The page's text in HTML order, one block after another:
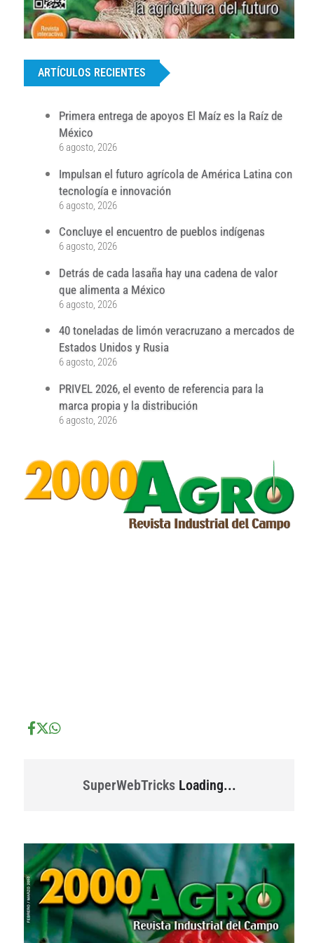
ARTÍCULOS RECIENTES
Primera entrega de apoyos El Maíz es la Raíz de
México
6 agosto, 2026
Impulsan el futuro agrícola de América Latina con
tecnología e innovación
6 agosto, 2026
Concluye el encuentro de pueblos indígenas
6 agosto, 2026
Detrás de cada lasaña hay una cadena de valor
que alimenta a México
6 agosto, 2026
40 toneladas de limón veracruzano a mercados de
Estados Unidos y Rusia
6 agosto, 2026
PRIVEL 2026, el evento de referencia para la
marca propia y la distribución
6 agosto, 2026
SuperWebTricksLoading...